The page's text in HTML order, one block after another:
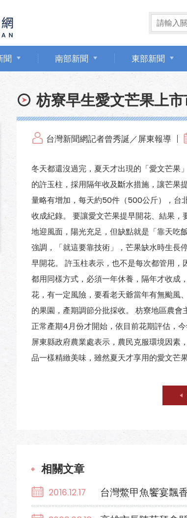
聞 南部新聞 東部新聞
枋寮早生愛文芒果上
台灣新聞網記者曾秀誕／屏東報導
冬天都還沒過完，夏天才出現的「愛文芒果
的許玉柱，採用隔年收及斷水措施，讓芒果
量略有增加，每天約50件（500公斤），台
收成紀錄。 要讓愛文芒果提早開花、結果
地迎風面，陽光充足，但缺點就是「靠天吃
強調，「就這要靠技術」，芒果缺水時生長
早開花。 許玉柱表示，也不是每次都管用
都用同樣方式，必須一年休養，隔年才收成
花，有一定風險，要看老天爺當年有無颱風
的果園，產期調節分批採收。 枋寮地區農會
正常產期4月份才開始，依目前花期評估，
屏東縣政府農業處表示，農民克服環境因素
品一樣精緻美味，雖然夏天才享用的愛文芒
相關文章
2016.12.17 台灣鱉甲魚饗宴飄